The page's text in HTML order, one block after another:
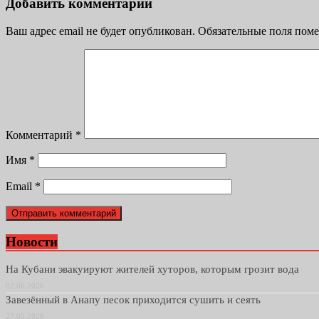
Добавить комментарий
Ваш адрес email не будет опубликован. Обязательные поля
Комментарий *
Имя *
Email *
Новости
На Кубани эвакуируют жителей хуторов, которым грозит вода
Завезённый в Анапу песок приходится сушить и сеять